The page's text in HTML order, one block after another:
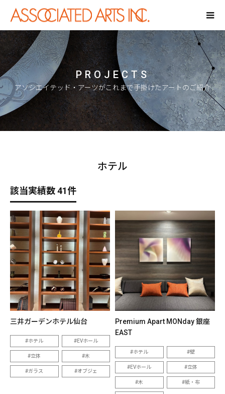
PROJECTS
アソシエイテッド・アーツがこれまで手掛けたアートのご紹介
ホテル
該当実績数 41件
三井ガーデンホテル仙台
ホテル EVホール
立体 木
ガラス オブジェ
Premium Apart MONday 銀座
EAST
ホテル 壁
EVホール 立体
木 紙・布